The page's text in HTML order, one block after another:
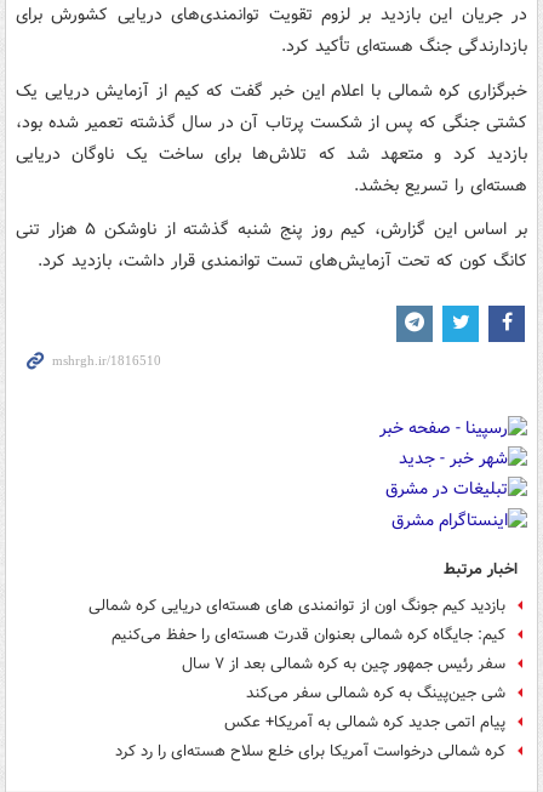
در جریان این بازدید بر لزوم تقویت توانمندی‌های دریایی کشورش برای
بازدارندگی جنگ هسته‌ای تأکید کرد.
خبرگزاری کره شمالی با اعلام این خبر گفت که کیم از آزمایش‌ دریایی یک
کشتی جنگی که پس از شکست پرتاب آن در سال گذشته تعمیر شده بود،
بازدید کرد و متعهد شد که تلاش‌ها برای ساخت یک ناوگان دریایی
هسته‌ای را تسریع بخشد.
بر اساس این گزارش، کیم روز پنج شنبه گذشته از ناوشکن ۵ هزار تنی
کانگ کون که تحت آزمایش‌های تست توانمندی قرار داشت، بازدید کرد.
اخبار مرتبط
بازدید کیم جونگ اون از توانمندی های هسته‌ای دریایی کره شمالی
کیم: جایگاه کره شمالی بعنوان قدرت هسته‌ای را حفظ می‌کنیم
سفر رئیس جمهور چین به کره شمالی بعد از ۷ سال
شی جین‌پینگ به کره شمالی سفر می‌کند
پیام اتمی جدید کره شمالی به آمریکا+ عکس
کره شمالی درخواست آمریکا برای خلع سلاح‌ هسته‌ای را رد کرد